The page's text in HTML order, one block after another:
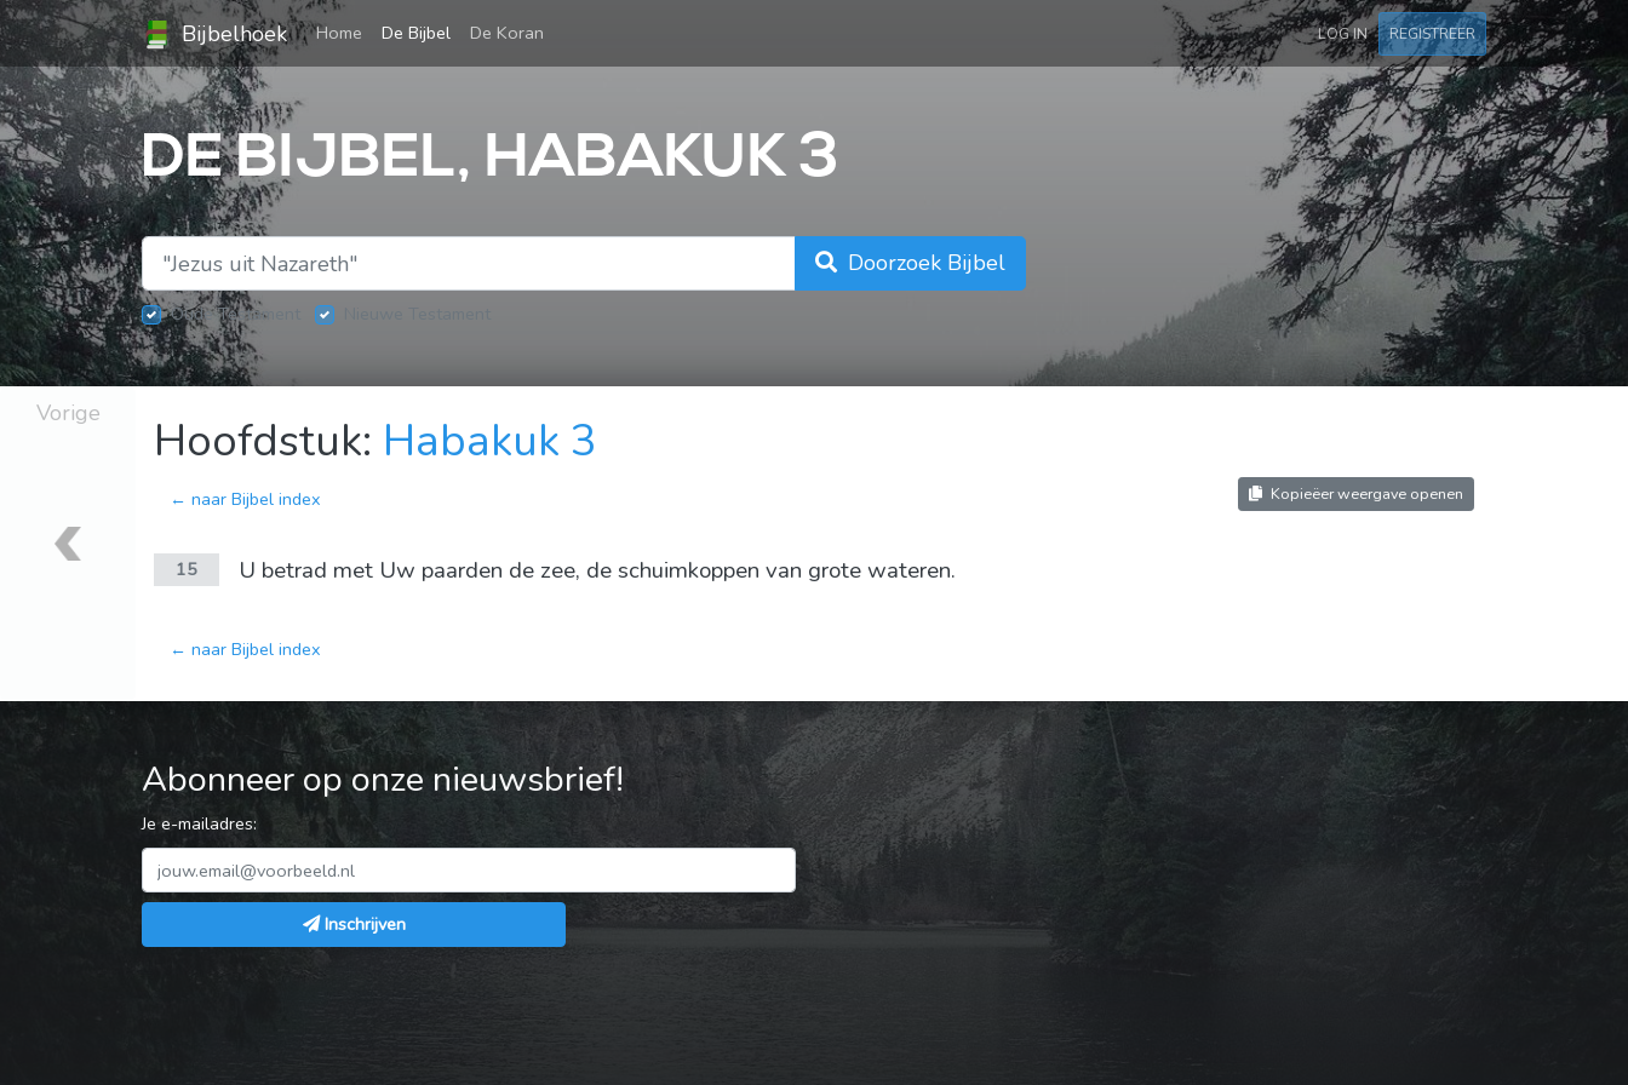
Bijbelhoek Home (current)
De Bijbel De Koran LOG IN REGISTREER
DE BIJBEL, HABAKUK 3
Doorzoek Bijbel
Oude Testament
Vorige Hoofdstuk: Habakuk 3
← naar Bijbel index Kopieëer weergave openen
15 U betrad met Uw paarden de zee, de schuimkoppen van grote wateren.
← naar Bijbel index
Abonneer op onze nieuwsbrief!
Je e-mailadres:
Inschrijven